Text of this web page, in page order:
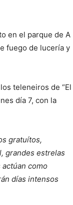
en el parque de A
fuego de lucería y
teleneiros de “El
día 7, con la
gratuítos,
grandes estrelas
como
días intensos